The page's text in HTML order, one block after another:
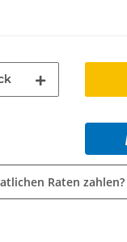
Raten zahlen?